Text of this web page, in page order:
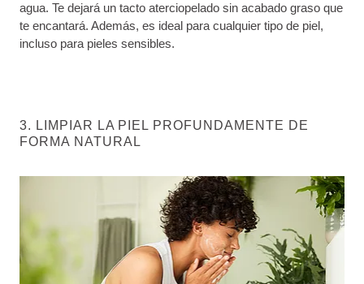
agua. Te dejará un tacto aterciopelado sin acabado graso que
te encantará. Además, es ideal para cualquier tipo de piel,
incluso para pieles sensibles.
3. LIMPIAR LA PIEL PROFUNDAMENTE DE
FORMA NATURAL